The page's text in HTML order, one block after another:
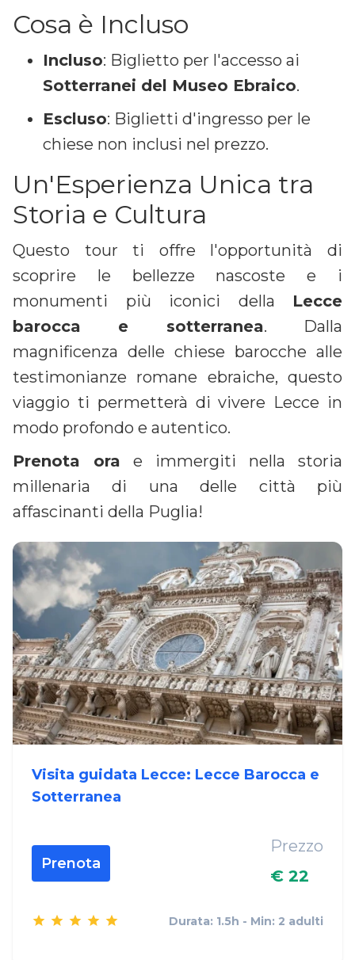
Cosa è Incluso
Incluso: Biglietto per l'accesso ai
Sotterranei del Museo Ebraico.
Escluso: Biglietti d'ingresso per le
chiese non inclusi nel prezzo.
Un'Esperienza Unica tra
Storia e Cultura
Questo tour ti offre l'opportunità di
scoprire le bellezze nascoste e i
monumenti più iconici della Lecce
barocca e sotterranea. Dalla
magnificenza delle chiese barocche alle
testimonianze romane ebraiche, questo
viaggio ti permetterà di vivere Lecce in
modo profondo e autentico.
Prenota ora e immergiti nella storia
millenaria di una delle città più
affascinanti della Puglia!
Visita guidata Lecce: Lecce Barocca e
Sotterranea
Prenota
Prezzo
€ 22
Durata: 1.5h - Min: 2 adulti